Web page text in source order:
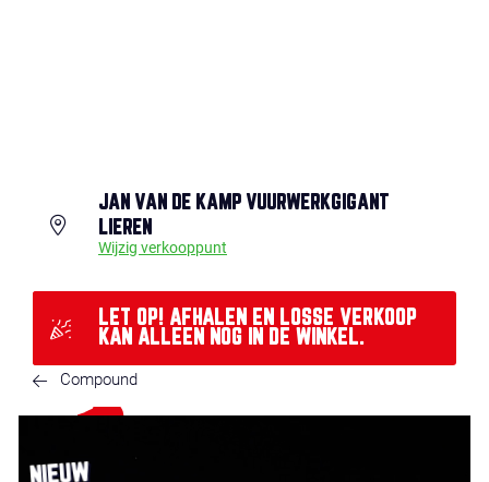
JAN VAN DE KAMP VUURWERKGIGANT
LIEREN
Wijzig verkooppunt
LET OP! AFHALEN EN LOSSE VERKOOP
KAN ALLEEN NOG IN DE WINKEL.
Compound
NIEUW